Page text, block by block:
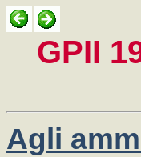
GPII
Agli